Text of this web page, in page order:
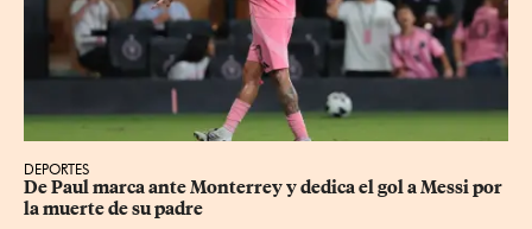
DEPORTES
De Paul marca ante Monterrey y dedica el gol a Messi por
la muerte de su padre